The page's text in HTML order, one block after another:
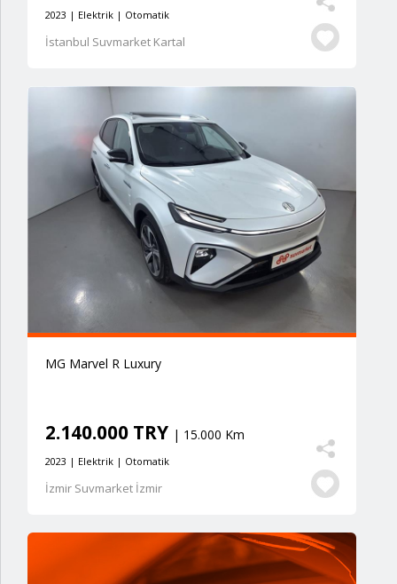
2023 | Elektrik | Otomatik
İstanbul Suvmarket Kartal
MG Marvel R Luxury
2.140.000 TRY | 15.000 Km
2023 | Elektrik | Otomatik
İzmir Suvmarket İzmir